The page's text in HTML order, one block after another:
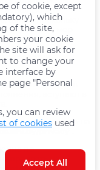
of cookie, except
which
of the site,
your cookie
site will ask for
to change your
interface by
page "Personal
you can review
of cookies used
Accept All
целях, поскольку
Операторам мер.
с
обработки
и внесенные в
вступают в
размещена на
по
на